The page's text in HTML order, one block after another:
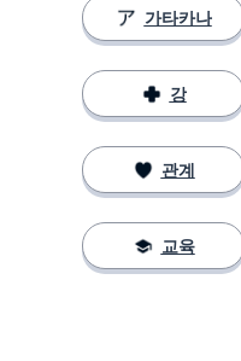
가타카나
강
관계
교육